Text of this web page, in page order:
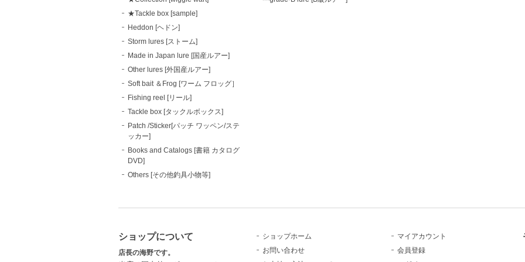
★Tackle box [sample]
Heddon [ヘドン]
Storm lures [ストーム]
Made in Japan lure [国産ルアー]
Other lures [外国産ルアー]
Soft bait ＆Frog [ワーム フロッグ］
Fishing reel [リール]
Tackle box [タックルボックス]
Patch /Sticker[パッチ ワッペン/ステ
ッカー]
Books and Catalogs [書籍 カタログ
DVD]
Others [その他釣具小物等]
ショップについて
店長の海野です。
ショップホーム
お問い合わせ
マイアカウント
会員登録